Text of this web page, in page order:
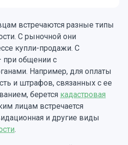
встречаются разные типы
С рыночной они
купли-продажи. С
при общении с
Например, для оплаты
и штрафов, связанных с ее
берется кадастровая
лицам встречается
и другие виды
.